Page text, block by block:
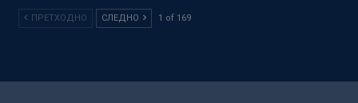
ПРЕТХОДНО СЛЕДНО 1 of 169